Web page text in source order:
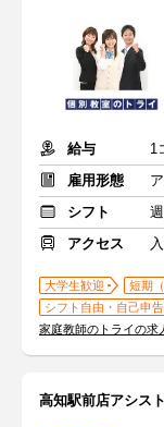
給与
1
雇用形態
シフト
アクセス
大学生歓迎 短期
シフト自由・自己申告
家庭教師のトライの求
高知駅前店アシス